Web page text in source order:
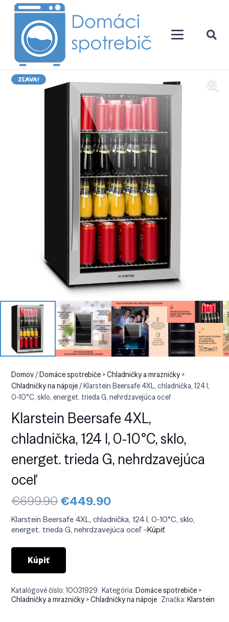
ZĽAVA!
Domov/Domáce spotrebiče > Chladničky a mrazničky >
Chladničky na nápoje/ Klarstein Beersafe 4XL, chladnička, 124 l,
0-10°C, sklo, energet. trieda G, nehrdzavejúca oceľ
Klarstein Beersafe 4XL,
chladnička, 124 l, 0-10°C, sklo,
energet. trieda G, nehrdzavejúca
oceľ
€699.90Pôvodná
cena
bola:
€699.90.
€449.90Aktuálna
je:
€449.90.
Klarstein Beersafe 4XL, chladnička, 124 l, 0-10°C, sklo,
energet. trieda G, nehrdzavejúca oceľ –Kúpiť
Kúpiť
Katalógové číslo:10031929 Kategória:Domáce spotrebiče >
Chladničky a mrazničky > Chladničky na nápoje Značka:Klarstein